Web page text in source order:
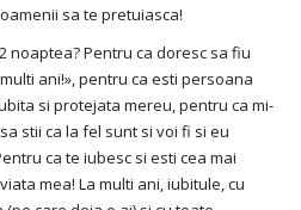
sa te pretuiasca!
noaptea? Pentru ca doresc sa fiu
ani!», pentru ca esti persoana
si protejata mereu, pentru ca mi-
stii ca la fel sunt si voi fi si eu
ca te iubesc si esti cea mai
mea! La multi ani, iubitule, cu